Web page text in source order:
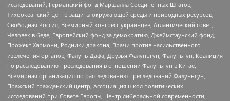
исследований, Германский фонд Маршалла Соединенных Штатов,
Тихоокеанский центр защиты окружающей среды и природных ресурсов,
Свободная Россия, Всемирный конгресс украинцев, Атлантический совет,
Человек в беде, Европейский фонд за демократию, Джеймстаунский фонд,
Прожект Хармони, Родники дракона, Врачи против насильственного
извлечения органов, Фалунь Дафа, Друзья Фалуньгун, Фалуньгун, Коалиция
по расследованию преследования в отношении Фалуньгун в Китае,
Всемирная организация по расследованию преследований Фалуньгун,
Пражский гражданский центр, Ассоциация школ политических
исследований при Совете Европы, Центр либеральной современности,